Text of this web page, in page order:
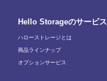
Hello Storageのサービス
ハローストレージとは
商品ラインナップ
オプションサービス